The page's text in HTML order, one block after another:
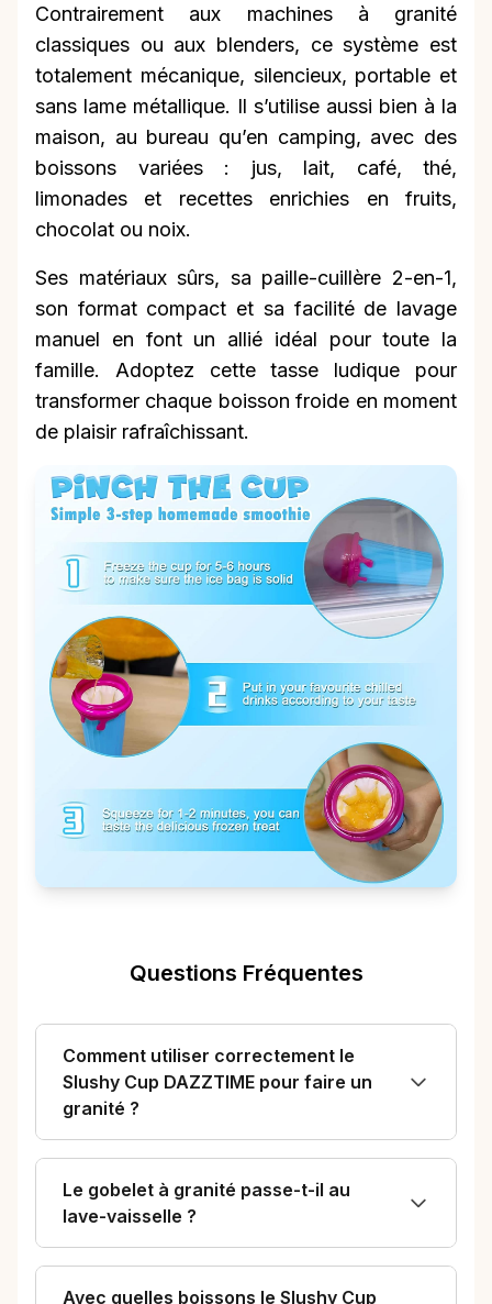
Contrairement aux machines à granité
classiques ou aux blenders, ce système est
totalement mécanique, silencieux, portable et
sans lame métallique. Il s’utilise aussi bien à la
maison, au bureau qu’en camping, avec des
boissons variées : jus, lait, café, thé,
limonades et recettes enrichies en fruits,
chocolat ou noix.
Ses matériaux sûrs, sa paille-cuillère 2-en-1,
son format compact et sa facilité de lavage
manuel en font un allié idéal pour toute la
famille. Adoptez cette tasse ludique pour
transformer chaque boisson froide en moment
de plaisir rafraîchissant.
Questions Fréquentes
Comment utiliser correctement le
Slushy Cup DAZZTIME pour faire un
granité ?
Le gobelet à granité passe-t-il au
lave-vaisselle ?
Avec quelles boissons le Slushy Cup